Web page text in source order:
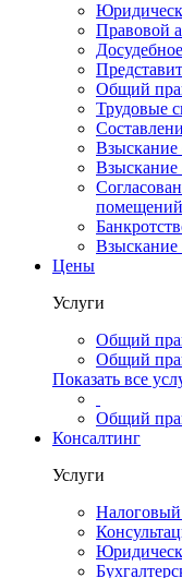
Правовой
Общий
Трудовые
Взыскание
Взыскание
помещений
Взыскание
Цены
Услуги
Общий
Общий
Показать все
Общий
Консалтинг
Услуги
Налоговый